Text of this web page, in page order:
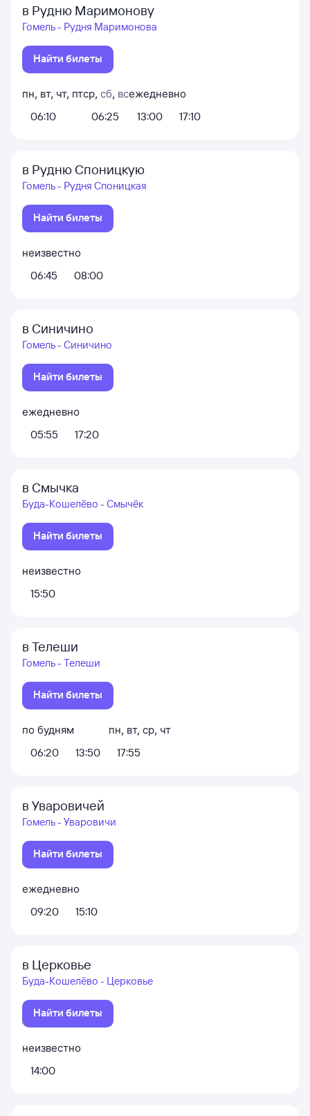
в Рудню Маримонову
Гомель - Рудня Маримонова
Найти билеты
пн, вт, чт, пт
06:10
ср, сб, вс
06:25
ежедневно
13:00
17:10
в Рудню Споницкую
Гомель - Рудня Споницкая
Найти билеты
неизвестно
06:45
08:00
в Синичино
Гомель - Синичино
Найти билеты
ежедневно
05:55
17:20
в Смычка
Буда-Кошелёво - Смычёк
Найти билеты
неизвестно
15:50
в Телеши
Гомель - Телеши
Найти билеты
по будням
06:20
13:50
пн, вт, ср, чт
17:55
в Уваровичей
Гомель - Уваровичи
Найти билеты
ежедневно
09:20
15:10
в Церковье
Буда-Кошелёво - Церковье
Найти билеты
неизвестно
14:00